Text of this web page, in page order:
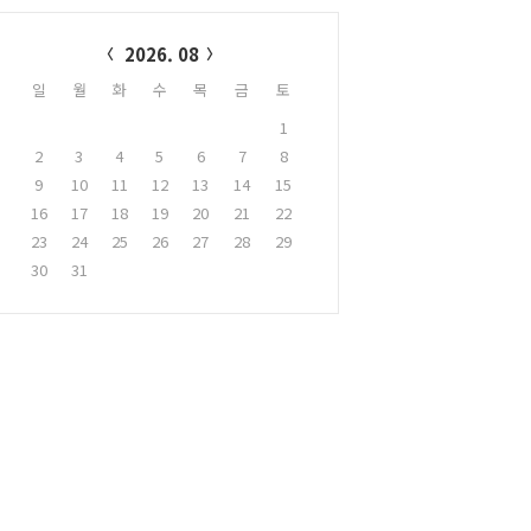
2026. 08
일 월 화 수 목 금
토
1
2
3 4 5 6 7
8
9
10 11 12 13 14
15
16
17 18 19 20 21
22
23
24 25 26 27 28
29
30
31